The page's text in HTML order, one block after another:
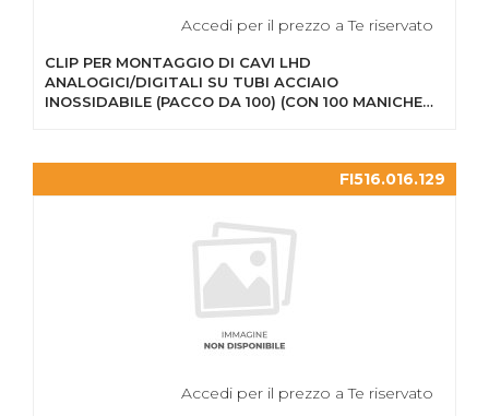
Accedi per il prezzo a Te riservato
CLIP PER MONTAGGIO DI CAVI LHD
ANALOGICI/DIGITALI SU TUBI ACCIAIO
INOSSIDABILE (PACCO DA 100) (CON 100 MANICHE
FI516.016.129
Accedi per il prezzo a Te riservato